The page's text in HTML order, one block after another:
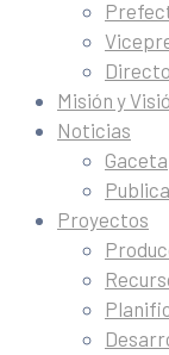
Misión y
Noticias
Gaceta
Proyectos